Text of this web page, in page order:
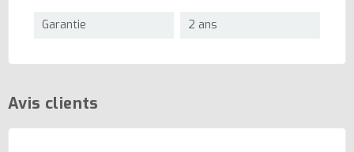
Garantie 2 ans
Avis clients